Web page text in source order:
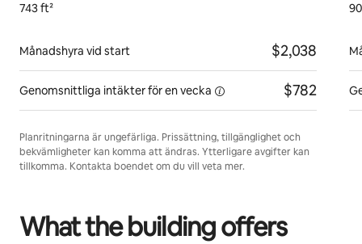
743 ft²
Månadshyra vid start $2,038
Genomsnittliga intäkter fören vecka $782
Planritningarna är ungefärliga. Prissättning, tillgänglighet och
bekvämligheter kan komma att ändras. Ytterligare avgifter kan
tillkomma. Kontakta boendet om du vill veta mer.
What the building offers